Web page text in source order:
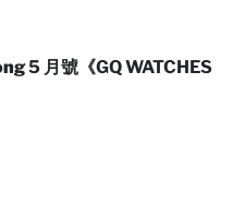
5 月號《GQ WATCHES